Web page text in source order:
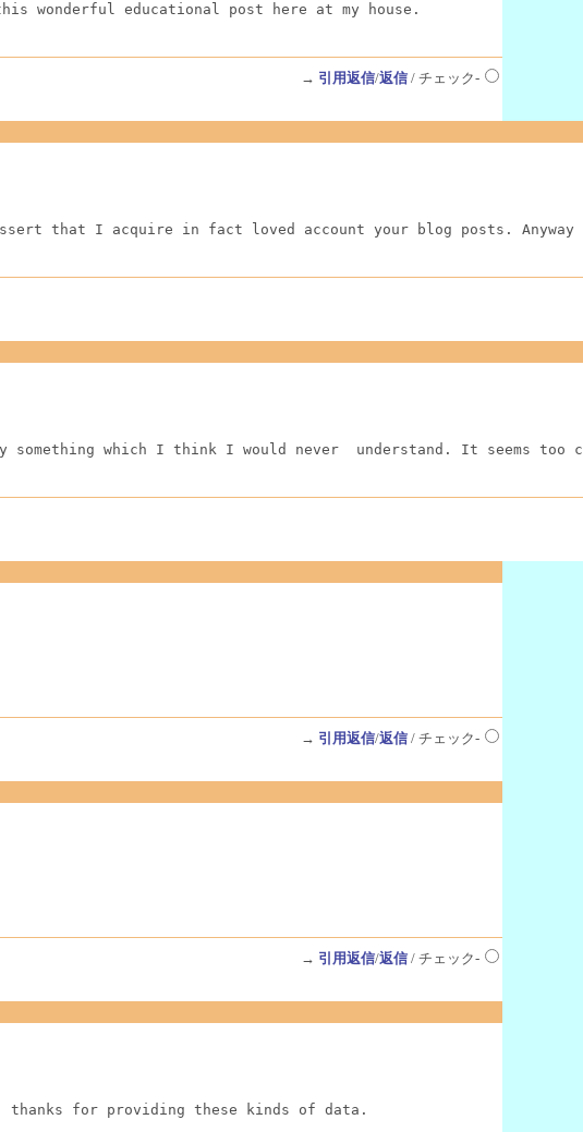
wonderful educational post here at my house.
→ 引用返信/返信/ チェック-
that I acquire in fact loved account your blog posts.
which I think I would never  understand. It seems
→ 引用返信/返信/ チェック-
→ 引用返信/返信/ チェック-
for providing these kinds of data.